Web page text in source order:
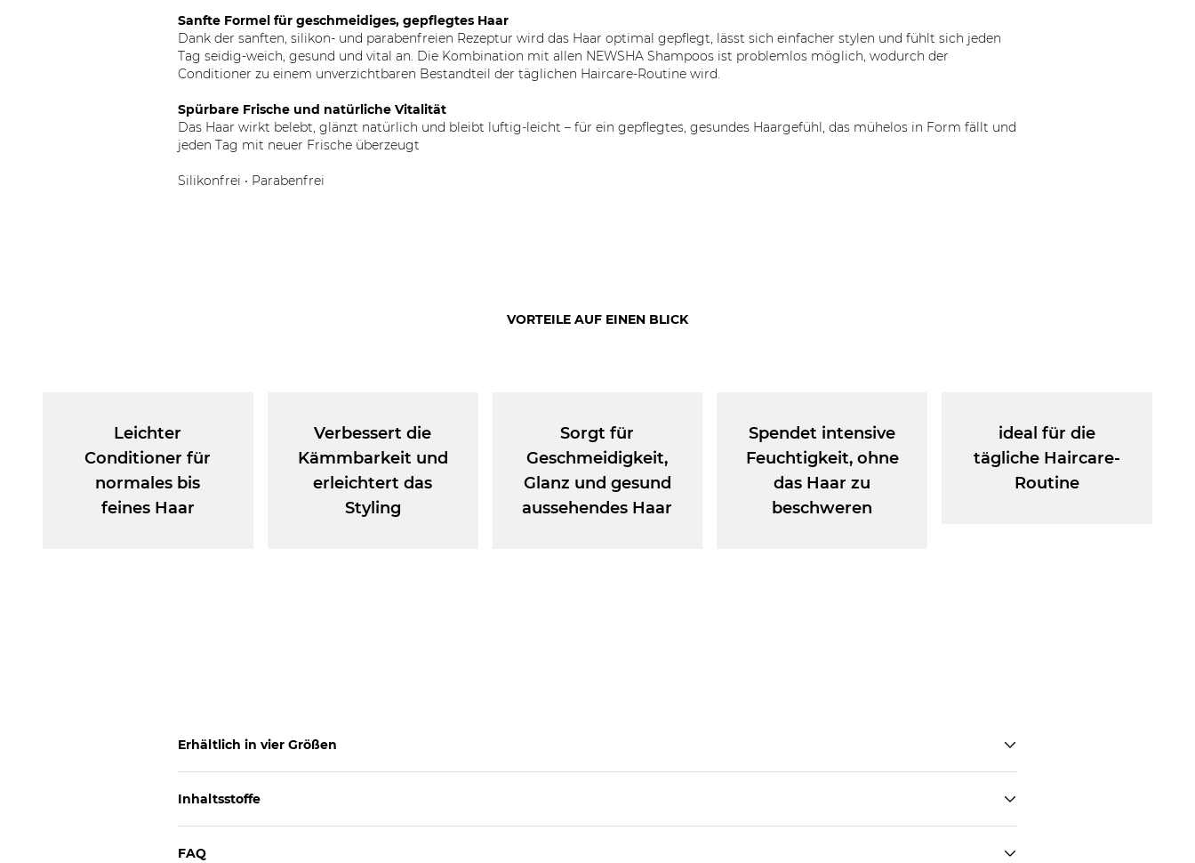
Sanfte Formel für geschmeidiges, gepflegtes Haar
Dank der sanften, silikon- und parabenfreien Rezeptur wird das Haar optimal gepflegt, lässt sich einfacher stylen und fühlt sich jeden
Tag seidig-weich, gesund und vital an. Die Kombination mit allen NEWSHA Shampoos ist problemlos möglich, wodurch der
Conditioner zu einem unverzichtbaren Bestandteil der täglichen Haircare-Routine wird.
Spürbare Frische und natürliche Vitalität
Das Haar wirkt belebt, glänzt natürlich und bleibt luftig-leicht – für ein gepflegtes, gesundes Haargefühl, das mühelos in Form fällt und
jeden Tag mit neuer Frische überzeugt
Silikonfrei • Parabenfrei
VORTEILE AUF EINEN BLICK
Leichter
Conditioner für
normales bis
feines Haar
Verbessert die
Kämmbarkeit und
erleichtert das
Styling
Sorgt für
Geschmeidigkeit,
Glanz und gesund
aussehendes Haar
Spendet intensive
Feuchtigkeit, ohne
das Haar zu
beschweren
ideal für die
tägliche Haircare-
Routine
Erhältlich in vier Größen
Inhaltsstoffe
FAQ